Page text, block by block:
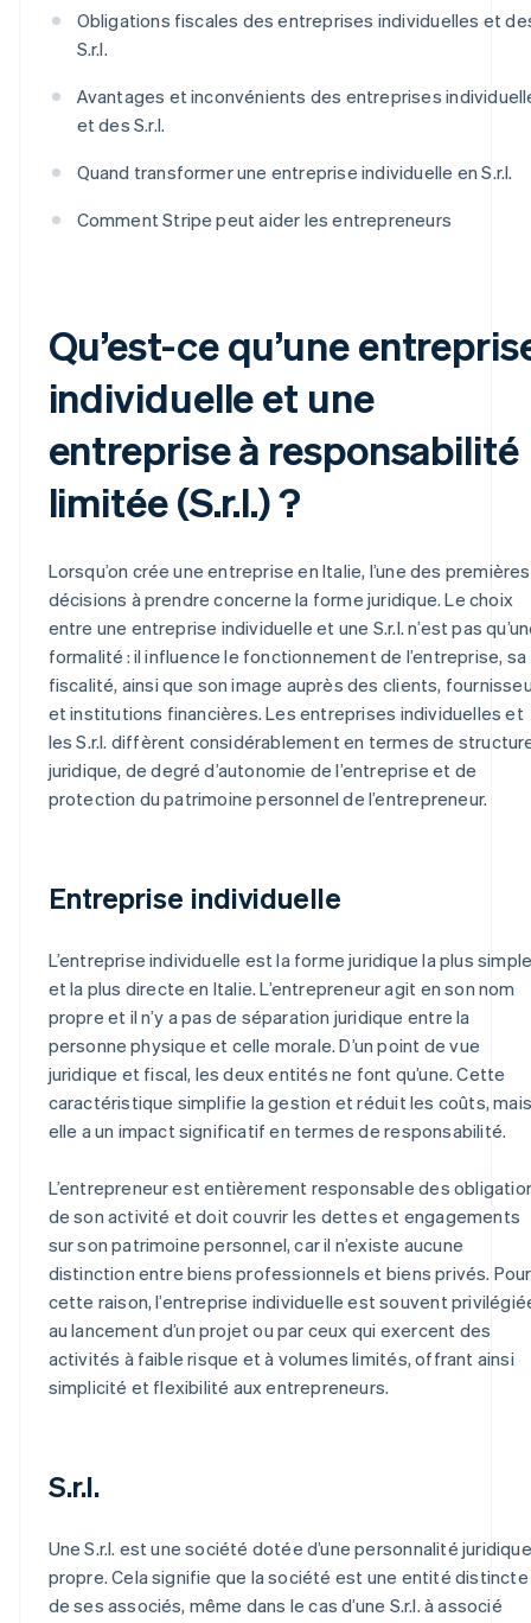
Obligations fiscales des entreprises individuelles et
S.r.l.
Avantages et inconvénients des entreprises
et des S.r.l.
Quand transformer une entreprise individuelle en S.r.l.
Comment Stripe peut aider les entrepreneurs
Qu’est-ce qu’une
individuelle et une
entreprise à responsabilité
limitée (S.r.l.) ?
Lorsqu’on crée une entreprise en Italie, l’une des premières
décisions à prendre concerne la forme juridique. Le choix
entre une entreprise individuelle et une S.r.l. n’est pas
formalité : il influence le fonctionnement de l’entreprise, sa
fiscalité, ainsi que son image auprès des clients,
et institutions financières. Les entreprises individuelles et
les S.r.l. diffèrent considérablement en termes de
juridique, de degré d’autonomie de l’entreprise et de
protection du patrimoine personnel de l’entrepreneur.
Entreprise individuelle
L’entreprise individuelle est la forme juridique la plus
et la plus directe en Italie. L’entrepreneur agit en son nom
propre et il n’y a pas de séparation juridique entre la
personne physique et celle morale. D’un point de vue
juridique et fiscal, les deux entités ne font qu’une. Cette
caractéristique simplifie la gestion et réduit les coûts, mais
elle a un impact significatif en termes de responsabilité.
L’entrepreneur est entièrement responsable des
de son activité et doit couvrir les dettes et engagements
sur son patrimoine personnel, car il n’existe aucune
distinction entre biens professionnels et biens privés. Pour
cette raison, l’entreprise individuelle est souvent
au lancement d’un projet ou par ceux qui exercent des
activités à faible risque et à volumes limités, offrant ainsi
simplicité et flexibilité aux entrepreneurs.
S.r.l.
Une S.r.l. est une société dotée d’une personnalité juridique
propre. Cela signifie que la société est une entité distincte
de ses associés, même dans le cas d’une S.r.l. à associé